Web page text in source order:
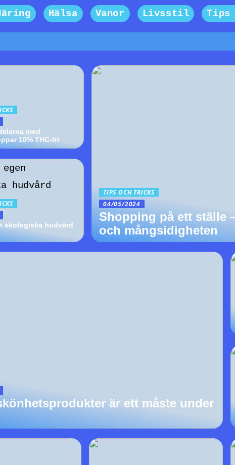
Hälsa Vanor Livsstil Tips
med
10% THC-fri
ekologiska hudvård
TIPS OCH TRICKS
04/05/2024
Shopping på ett ställe
och mångsidigheten
är ett måste under